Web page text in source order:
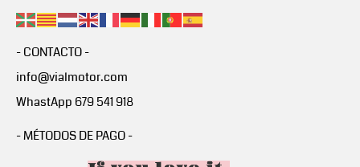
- CONTACTO -
info@vialmotor.com
WhastApp 679 541 918
- MÉTODOS DE PAGO -